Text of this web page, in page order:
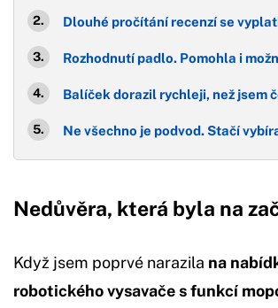
Dlouhé pročítání recenzí se
Rozhodnutí padlo. Pomohla i
Balíček dorazil rychleji, než jsem
Ne všechno je podvod. Stačí
Nedůvěra, která byla na
Když jsem poprvé narazila na
robotického vysavače s funkcí